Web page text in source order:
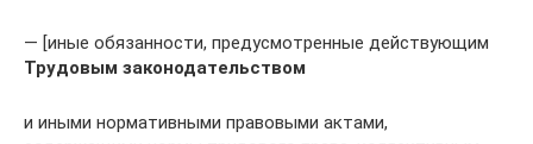
— [иные обязанности, предусмотренные действующим
Трудовым законодательством
и иными нормативными правовыми актами,